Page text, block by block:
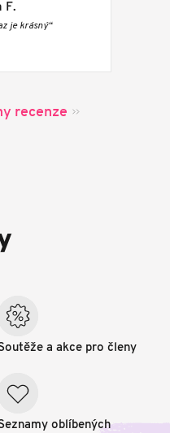
F.
je krásný“
recenze
a akce pro členy
oblíbených